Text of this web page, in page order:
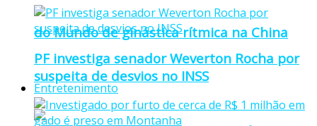
do Mundo de ginástica rítmica na China
Entretenimento
PF investiga senador Weverton Rocha por
suspeita de desvios no INSS